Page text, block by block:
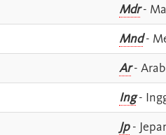
Mdr-
Mnd-
Ar- Arab
Ing-
Jp-